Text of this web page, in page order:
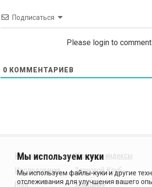
Подписаться
Please login to comment
0 КОММЕНТАРИЕВ
Издания
Исследования
Блог
Ценовые индексы
Зерновой Клуб
Компания